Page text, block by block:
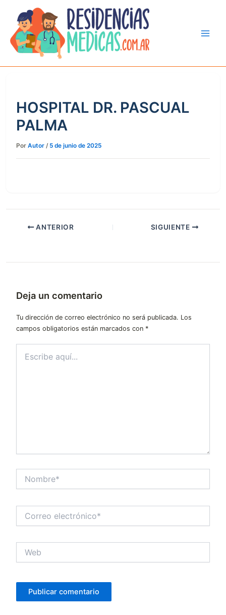
contenido
HOSPITAL DR. PASCUAL
PALMA
Por Autor / 5 de junio de 2025
ANTERIOR SIGUIENTE
Deja un comentario
Tu dirección de correo electrónico no será publicada. Los
campos obligatorios están marcados con *
aquí...
electrónico*